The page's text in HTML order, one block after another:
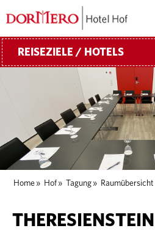
REISEZIELE / HOTELS
Home » Hof » Tagung » Raumübersicht
THERESIENSTEIN